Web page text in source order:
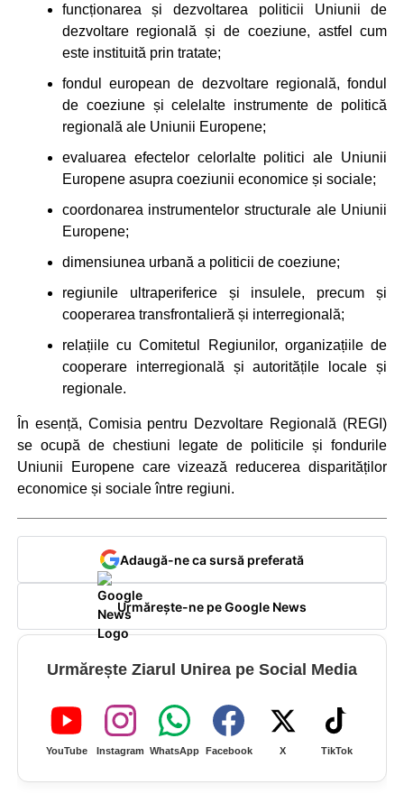
funcționarea și dezvoltarea politicii Uniunii de
dezvoltare regională și de coeziune, astfel cum
este instituită prin tratate;
fondul european de dezvoltare regională, fondul
de coeziune și celelalte instrumente de politică
regională ale Uniunii Europene;
evaluarea efectelor celorlalte politici ale Uniunii
Europene asupra coeziunii economice și sociale;
coordonarea instrumentelor structurale ale Uniunii
Europene;
dimensiunea urbană a politicii de coeziune;
regiunile ultraperiferice și insulele, precum și
cooperarea transfrontalieră și interregională;
relațiile cu Comitetul Regiunilor, organizațiile de
cooperare interregională și autoritățile locale și
regionale.
În esență, Comisia pentru Dezvoltare Regională (REGI)
se ocupă de chestiuni legate de politicile și fondurile
Uniunii Europene care vizează reducerea disparităților
economice și sociale între regiuni.
Adaugă-ne ca sursă preferată
Urmărește-ne pe Google News
Urmărește Ziarul Unirea pe Social Media
YouTube Instagram WhatsApp Facebook X TikTok